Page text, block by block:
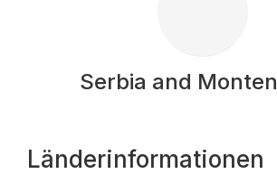
Serbia and
Länderinformationen